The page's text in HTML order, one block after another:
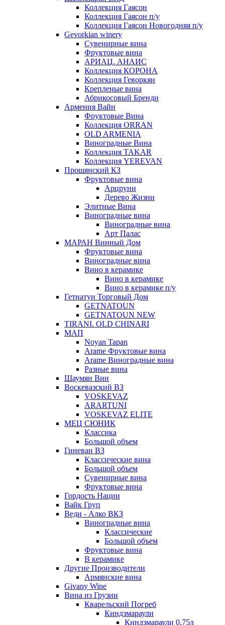
Коллекция Гаясон
Коллекция Гаясон п/у
Коллекция Гаясон Новогодняя п/у
Gevorkian winery
Сувенирные вина
Фруктовые вина
АРИАЦ. АНАИС
Коллекция КОРОНА
Коллекция Геворкян
Крепленые вина
Абрикосовый Бренди
Армения Вайн
Фруктовые Вина
Коллекция ORRAN
OLD ARMENIA
Виноградные Вина
Коллекция TAKAR
Коллекция YEREVAN
Прошянский КЗ
Фруктовые вина
Арцруни
Дерево Жизни
Элитные Вина
Виноградные вина
Виноградные вина
Арт Палас
МАРАН Винный Дом
Фруктовые вина
Виноградные вина
Вино в керамике
Вино в керамике
Вино в керамике п/у
Гетнатун Торговый Дом
GETNATOUN
GETNATOUN NEW
TIRANI. OLD CHINARI
МАП
Noyan Tapan
Arame Фруктовые вина
Arame Виноградные вина
Разные вина
Шаумян Вин
Воскевазский ВЗ
VOSKEVAZ
ARARTUNI
VOSKEVAZ ELITE
МЕЦ СЮНИК
Классика
Большой объем
Гиневан ВЗ
Классические вина
Большой объем
Сувенирные вина
Фруктовые вина
Гордость Нации
Вайк Груп
Веди - Алко ВКЗ
Виноградные вина
Классические
Большой объем
Фруктовые вина
В керамике
Другие Производители
Армянские вина
Givany Wine
Вина из Грузии
Кварельский Погреб
Киндзмараули
Киндзмараули 0,75л